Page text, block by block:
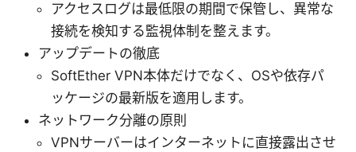
アクセスログは最低限の期間で保管し、異常な
接続を検知する監視体制を整えます。
アップデートの徹底
SoftEther VPN本体だけでなく、OSや依存パ
ッケージの最新版を適用します。
ネットワーク分離の原則
VPNサーバーはインターネットに直接露出させ